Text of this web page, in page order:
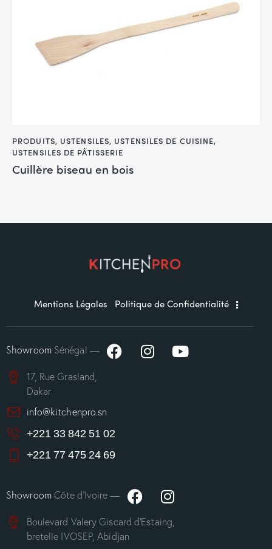
PRODUITS, USTENSILES, USTENSILES DE CUISINE,
USTENSILES DE PÂTISSERIE
Cuillère biseau en bois
Mentions Légales Politique de Confidentialité
ShowroomSénégal —
17, Rue Grasland,
Dakar
info@kitchenpro.sn
+221 33 842 51 02
+221 77 475 24 69
ShowroomCôte d’Ivoire —
Boulevard Valery Giscard d’Estaing,
bretelle IVOSEP, Abidjan